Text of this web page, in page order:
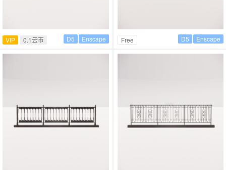
VIP 0.1云币 Enscape
D5 Free Enscape
D5